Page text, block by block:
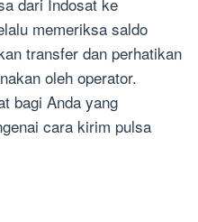
memeriksa saldo
transfer dan perhatikan
oleh operator.
bagi Anda yang
cara kirim pulsa